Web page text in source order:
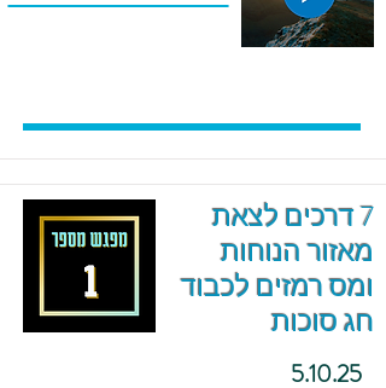
7 דרכים לצאת
מאזור הנוחות
ומס רמזים לכבוד
חג סוכות
5.10.25